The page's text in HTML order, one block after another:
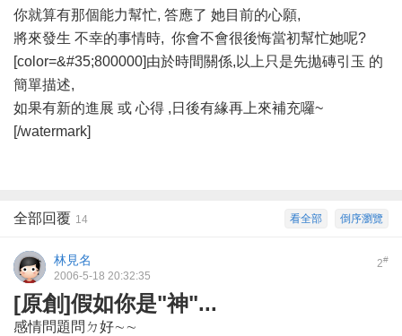
你就算有那個能力幫忙, 答應了 她目前的心願,
將來發生 不幸的事情時, 你會不會很後悔當初幫忙她呢?
[color=&#35;800000]由於時間關係,以上只是先拋磚引玉 的
簡單描述,
如果有新的進展 或 心得 ,日後有緣再上來補充囉~
[/watermark]
倒序瀏覽
看全部
全部回覆 14
2#
林見名
2006-5-18 20:32:35
[原創]假如你是"神"...
感情問題問ㄉ好∼∼